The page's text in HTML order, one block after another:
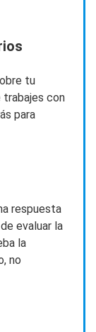
tu
trabajes con
para
respuesta
evaluar la
la
no